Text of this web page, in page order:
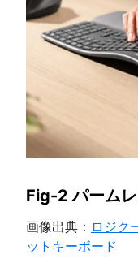
Fig-2 パーム
画像出典： ロジク
ットキーボード